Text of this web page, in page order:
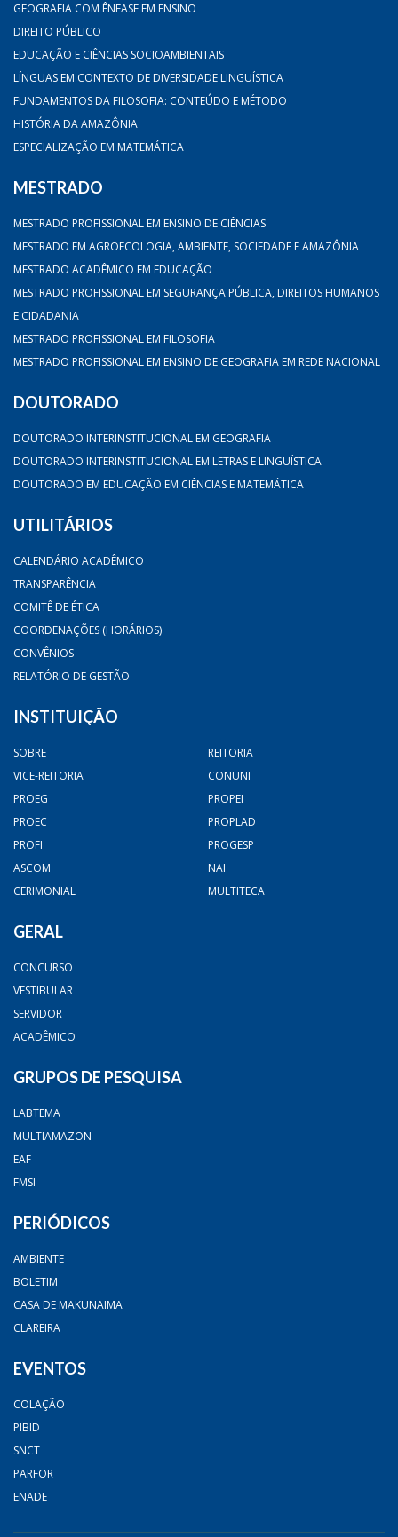
GEOGRAFIA COM ÊNFASE EM ENSINO
DIREITO PÚBLICO
EDUCAÇÃO E CIÊNCIAS SOCIOAMBIENTAIS
LÍNGUAS EM CONTEXTO DE DIVERSIDADE LINGUÍSTICA
FUNDAMENTOS DA FILOSOFIA: CONTEÚDO E MÉTODO
HISTÓRIA DA AMAZÔNIA
ESPECIALIZAÇÃO EM MATEMÁTICA
MESTRADO
MESTRADO PROFISSIONAL EM ENSINO DE CIÊNCIAS
MESTRADO EM AGROECOLOGIA, AMBIENTE, SOCIEDADE E AMAZÔNIA
MESTRADO ACADÊMICO EM EDUCAÇÃO
MESTRADO PROFISSIONAL EM SEGURANÇA PÚBLICA, DIREITOS HUMANOS
E CIDADANIA
MESTRADO PROFISSIONAL EM FILOSOFIA
MESTRADO PROFISSIONAL EM ENSINO DE GEOGRAFIA EM REDE NACIONAL
DOUTORADO
DOUTORADO INTERINSTITUCIONAL EM GEOGRAFIA
DOUTORADO INTERINSTITUCIONAL EM LETRAS E LINGUÍSTICA
DOUTORADO EM EDUCAÇÃO EM CIÊNCIAS E MATEMÁTICA
UTILITÁRIOS
CALENDÁRIO ACADÊMICO
TRANSPARÊNCIA
COMITÊ DE ÉTICA
COORDENAÇÕES (HORÁRIOS)
CONVÊNIOS
RELATÓRIO DE GESTÃO
INSTITUIÇÃO
SOBRE
REITORIA
VICE-REITORIA
CONUNI
PROEG
PROPEI
PROEC
PROPLAD
PROFI
PROGESP
ASCOM
NAI
CERIMONIAL
MULTITECA
GERAL
CONCURSO
VESTIBULAR
SERVIDOR
ACADÊMICO
GRUPOS DE PESQUISA
LABTEMA
MULTIAMAZON
EAF
FMSI
PERIÓDICOS
AMBIENTE
BOLETIM
CASA DE MAKUNAIMA
CLAREIRA
EVENTOS
COLAÇÃO
PIBID
SNCT
PARFOR
ENADE